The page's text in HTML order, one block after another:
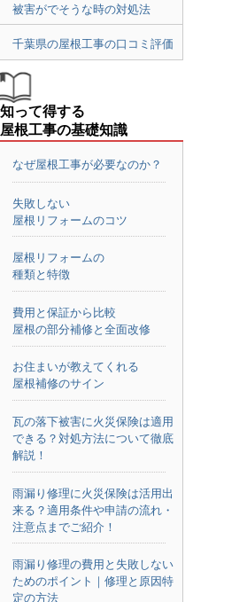
被害がでそうな時の対処法
千葉県の屋根工事の口コミ評価
知って得する
屋根工事の基礎知識
なぜ屋根工事が必要なのか？
失敗しない
屋根リフォームのコツ
屋根リフォームの
種類と特徴
費用と保証から比較
屋根の部分補修と全面改修
お住まいが教えてくれる
屋根補修のサイン
瓦の落下被害に火災保険は適用
できる？対処方法について徹底
解説！
雨漏り修理に火災保険は活用出
来る？適用条件や申請の流れ・
注意点までご紹介！
雨漏り修理の費用と失敗しない
ためのポイント｜修理と原因特
定の方法